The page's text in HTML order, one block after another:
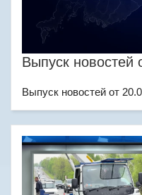
Выпуск новостей
Выпуск новостей от